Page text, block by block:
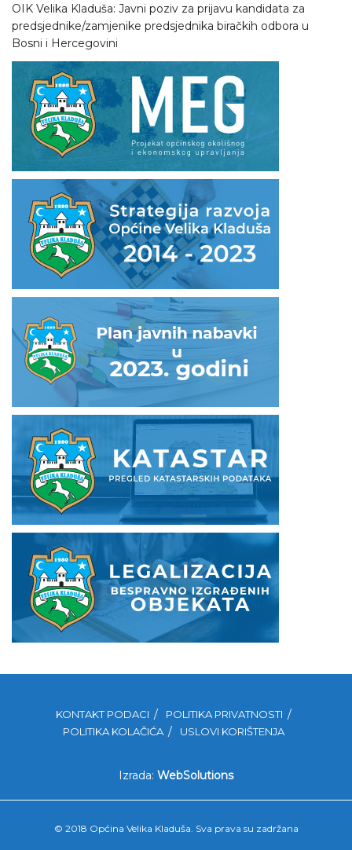
OIK Velika Kladuša: Javni poziv za prijavu kandidata za
predsjednike/zamjenike predsjednika biračkih odbora u
Bosni i Hercegovini
KONTAKT PODACI
POLITIKA PRIVATNOSTI
POLITIKA KOLAČIĆA
USLOVI KORIŠTENJA
Izrada: WebSolutions
© 2018 Općina Velika Kladuša. Sva prava su zadržana